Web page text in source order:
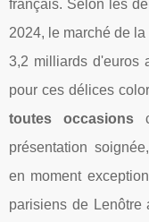
français. Selon les
2024, le marché de
3,2 milliards d'euros
pour ces délices
toutes occasions
présentation
en moment
parisiens de Lenôtre